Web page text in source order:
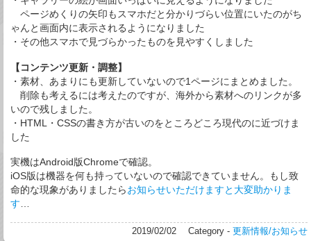
ページめくりの矢印もスマホだと分かりづらい位置にいたのがち
ゃんと画面内に表示されるようになりました
・その他スマホで見づらかったものを見やすくしました
【コンテンツ更新・調整】
・素材、あまりにも更新していないので1ページにまとめました。
削除も考えるには考えたのですが、海外から素材へのリンクが多
いので残しました。
・HTML・CSSの書き方が古いのをところどころ現代のに近づけま
した
実機はAndroid版Chromeで確認。
iOS版は機器を何も持っていないので確認できていません。もし致
命的な現象がありましたら お知らせいただけますと大変助かりま
す
2019/02/02 Category - 更新情報/お知らせ